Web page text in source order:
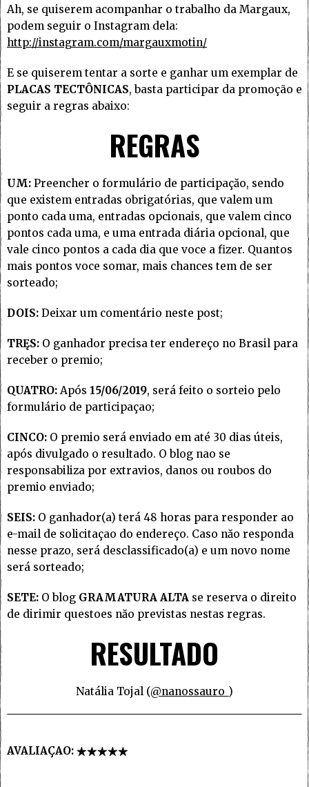
Ah, se quiserem acompanhar o trabalho da Margaux,
podem seguir o Instagram dela:
http://instagram.com/margauxmotin/
E se quiserem tentar a sorte e ganhar um exemplar de
PLACAS TECTÔNICAS, basta participar da promoção e
seguir a regras abaixo:
REGRAS
UM: Preencher o formulário de participaçăo, sendo
que existem entradas obrigatórias, que valem um
ponto cada uma, entradas opcionais, que valem cinco
pontos cada uma, e uma entrada diária opcional, que
vale cinco pontos a cada dia que voce a fizer. Quantos
mais pontos voce somar, mais chances tem de ser
sorteado;
DOIS: Deixar um comentário neste post;
TRĘS: O ganhador precisa ter endereço no Brasil para
receber o premio;
QUATRO: Após 15/06/2019, será feito o sorteio pelo
formulário de participaçao;
CINCO: O premio será enviado em até 30 dias úteis,
após divulgado o resultado. O blog nao se
responsabiliza por extravios, danos ou roubos do
premio enviado;
SEIS: O ganhador(a) terá 48 horas para responder ao
e-mail de solicitaçao do endereço. Caso năo responda
nesse prazo, será desclassificado(a) e um novo nome
será sorteado;
SETE: O blog GRAMATURA ALTA se reserva o direito
de dirimir questoes năo previstas nestas regras.
RESULTADO
Natália Tojal (@nanossauro_ )
AVALIAÇAO: